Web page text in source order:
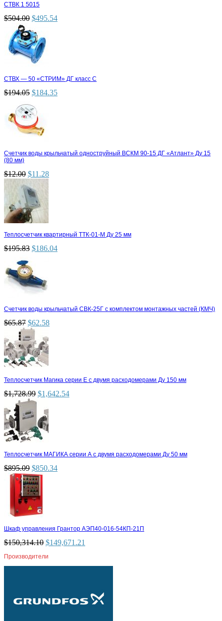
СТВК 1 5015
$504.00 $495.54
СТВХ — 50 «СТРИМ» ДГ класс С
$194.05 $184.35
Счетчик воды крыльчатый одноструйный ВСКМ 90-15 ДГ «Атлант» Ду 15
(80 мм)
$12.00 $11.28
Теплосчетчик квартирный ТТК-01-М Ду 25 мм
$195.83 $186.04
Счетчик воды крыльчатый СВК-25Г с комплектом монтажных частей (КМЧ)
$65.87 $62.58
Теплосчетчик Магика серии Е с двумя расходомерами Ду 150 мм
$1,728.99 $1,642.54
Теплосчетчик МАГИКА серии А с двумя расходомерами Ду 50 мм
$895.09 $850.34
Шкаф управления Грантор АЭП40-016-54КП-21П
$150,314.10 $149,671.21
Производители